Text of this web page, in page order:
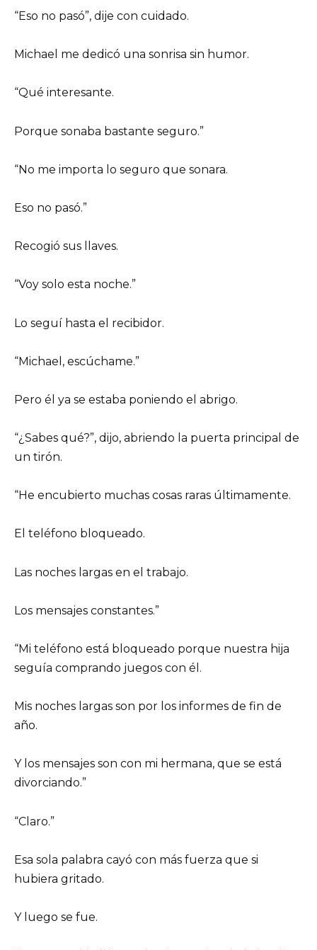
“Eso no pasó”, dije con cuidado.
Michael me dedicó una sonrisa sin humor.
“Qué interesante.
Porque sonaba bastante seguro.”
“No me importa lo seguro que sonara.
Eso no pasó.”
Recogió sus llaves.
“Voy solo esta noche.”
Lo seguí hasta el recibidor.
“Michael, escúchame.”
Pero él ya se estaba poniendo el abrigo.
“¿Sabes qué?”, dijo, abriendo la puerta principal de
un tirón.
“He encubierto muchas cosas raras últimamente.
El teléfono bloqueado.
Las noches largas en el trabajo.
Los mensajes constantes.”
“Mi teléfono está bloqueado porque nuestra hija
seguía comprando juegos con él.
Mis noches largas son por los informes de fin de
año.
Y los mensajes son con mi hermana, que se está
divorciando.”
“Claro.”
Esa sola palabra cayó con más fuerza que si
hubiera gritado.
Y luego se fue.